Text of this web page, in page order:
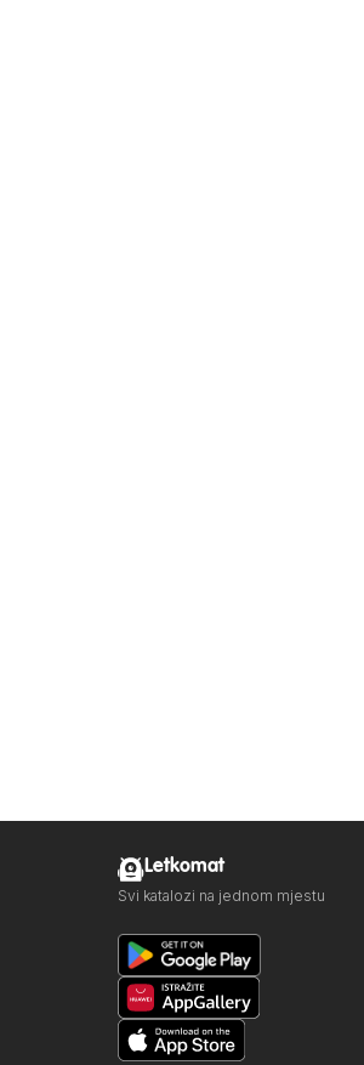
Letkomat
Svi katalozi na jednom mjestu